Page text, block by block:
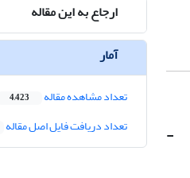
-
ارجاع به این مقاله
آمار
تعداد مشاهده مقاله 4,423
تعداد دریافت فایل اصل مقاله